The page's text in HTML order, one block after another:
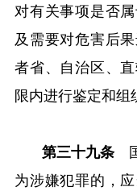
对有关事项是否
及需要对危害后
者省、自治区、
限内进行鉴定和组
第三十九条
为涉嫌犯罪的，